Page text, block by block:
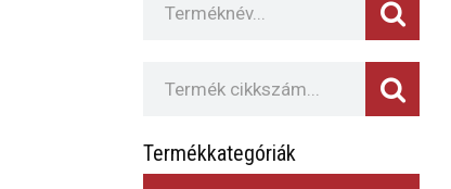
Termékkategóriák